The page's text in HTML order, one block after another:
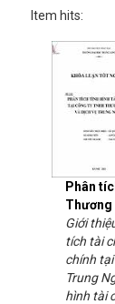
Item hits:
Phân
Thương
Giới
tích tài
chính
Trung
hình tài